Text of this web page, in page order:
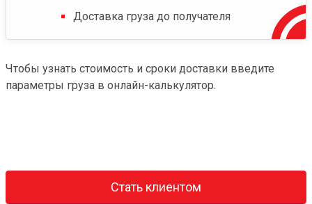
Доставка груза до получателя
Чтобы узнать стоимость и сроки доставки введите
параметры груза в онлайн-калькулятор.
Стать клиентом